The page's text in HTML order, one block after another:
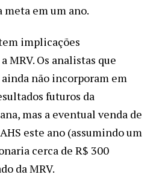
meta em um ano.
implicações
MRV. Os analistas que
não incorporam em
futuros da
mas a eventual venda de
este ano (assumindo um
cerca de R$ 300
da MRV.